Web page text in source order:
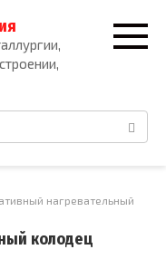
нагревательный
колодец